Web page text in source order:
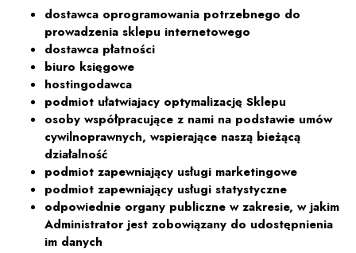
dostawca oprogramowania potrzebnego do
prowadzenia sklepu internetowego
dostawca płatności
biuro księgowe
hostingodawca
podmiot ułatwiajacy optymalizację Sklepu
osoby współpracujące z nami na podstawie umów
cywilnoprawnych, wspierające naszą bieżącą
działalność
podmiot zapewniający usługi marketingowe
podmiot zapewniający usługi statystyczne
odpowiednie organy publiczne w zakresie, w jakim
Administrator jest zobowiązany do udostępnienia
im danych